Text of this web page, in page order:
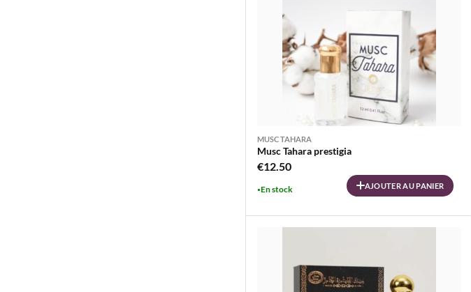
MUSC TAHARA
Musc Tahara prestigia
€12.50
En stock AJOUTER AU PANIER